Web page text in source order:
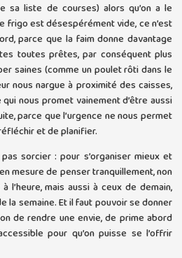
sa liste de courses) alors qu’on a le
frigo est désespérément vide, ce n’est
parce que la faim donne davantage
toutes prêtes, par conséquent plus
saines (comme un poulet rôti dans le
nous nargue à proximité des caisses,
nous promet vainement d’être aussi
parce que l’urgence ne nous permet
et de planifier.
sorcier : pour s’organiser mieux et
mesure de penser tranquillement, non
l’heure, mais aussi à ceux de demain,
la semaine. Et il faut pouvoir se donner
de rendre une envie, de prime abord
pour qu’on puisse se l’offrir